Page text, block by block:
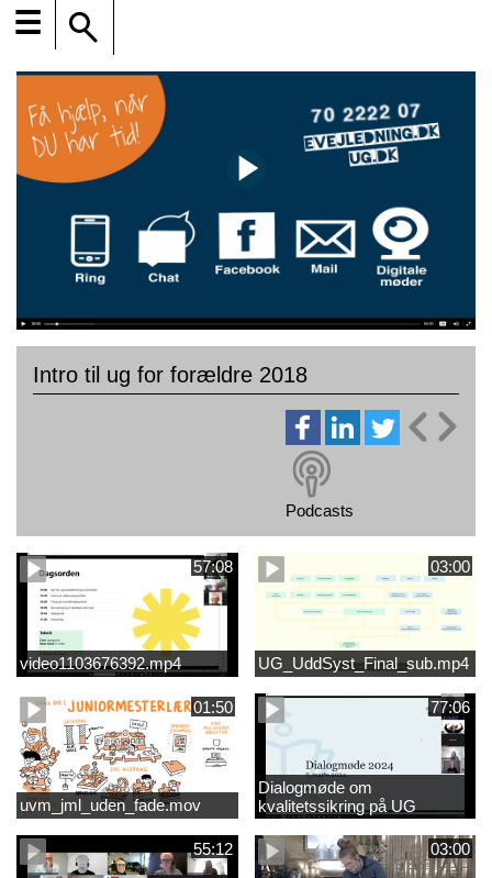
☰
Intro til ug for forældre 2018
Podcasts
57:08
video1103676392.mp4
03:00
UG_UddSyst_Final_sub.mp4
01:50
uvm_jml_uden_fade.mov
77:06
Dialogmøde om
kvalitetssikring på UG
55:12 03:00